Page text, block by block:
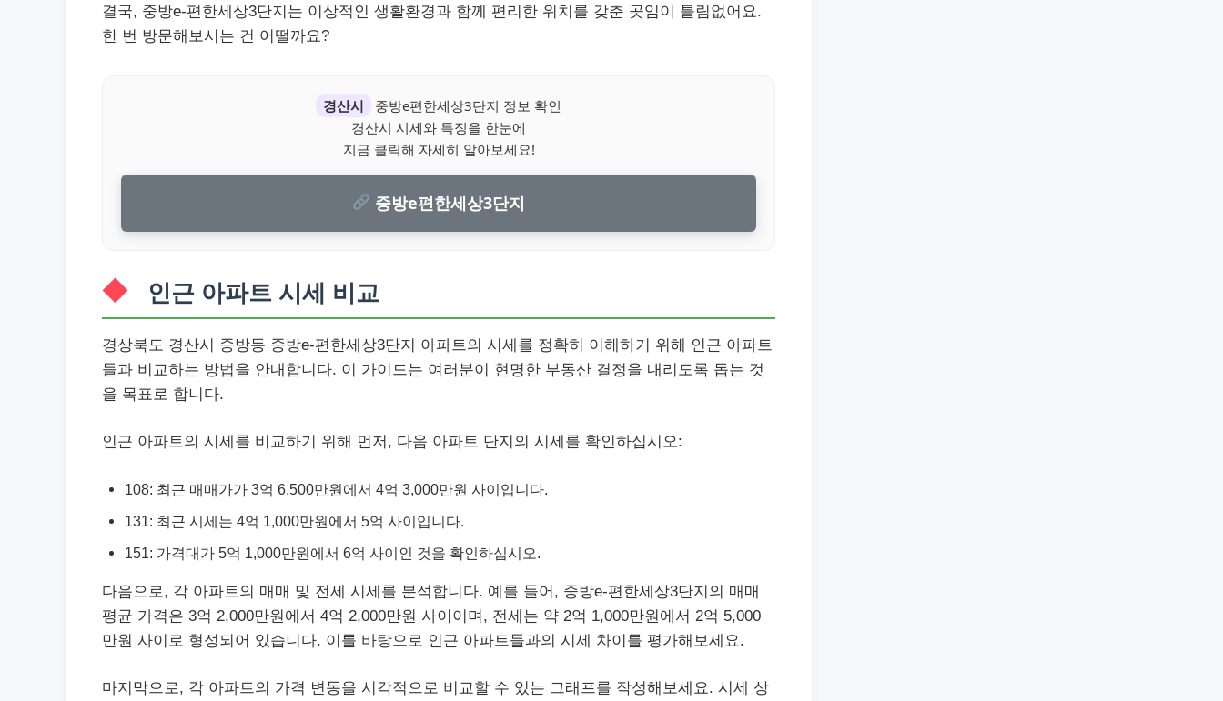
결국, 중방e-편한세상3단지는 이상적인 생활환경과 함께 편리한 위치를 갖춘 곳임이 틀림없어요.
한 번 방문해보시는 건 어떨까요?
경산시
중방e편한세상3단지 정보 확인
경산시 시세와 특징을 한눈에
지금 클릭해 자세히 알아보세요!
중방e편한세상3단지
인근 아파트 시세 비교
경상북도 경산시 중방동 중방e-편한세상3단지 아파트의 시세를 정확히 이해하기 위해 인근 아파트
들과 비교하는 방법을 안내합니다. 이 가이드는 여러분이 현명한 부동산 결정을 내리도록 돕는 것
을 목표로 합니다.
인근 아파트의 시세를 비교하기 위해 먼저, 다음 아파트 단지의 시세를 확인하십시오:
108: 최근 매매가가 3억 6,500만원에서 4억 3,000만원 사이입니다.
131: 최근 시세는 4억 1,000만원에서 5억 사이입니다.
151: 가격대가 5억 1,000만원에서 6억 사이인 것을 확인하십시오.
다음으로, 각 아파트의 매매 및 전세 시세를 분석합니다. 예를 들어, 중방e-편한세상3단지의 매매
평균 가격은 3억 2,000만원에서 4억 2,000만원 사이이며, 전세는 약 2억 1,000만원에서 2억 5,000
만원 사이로 형성되어 있습니다. 이를 바탕으로 인근 아파트들과의 시세 차이를 평가해보세요.
마지막으로, 각 아파트의 가격 변동을 시각적으로 비교할 수 있는 그래프를 작성해보세요. 시세 상